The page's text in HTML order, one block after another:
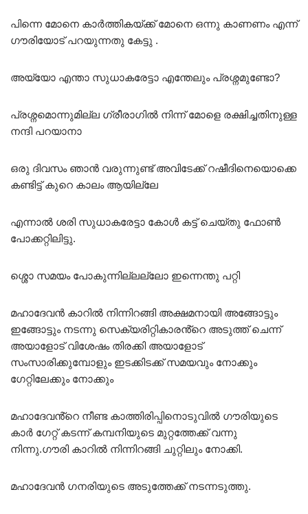
പിന്നെ മോനെ കാർത്തികയ്ക്ക് മോനെ ഒന്നു കാണണം എന്ന്
ഗൗരിയോട് പറയുന്നതു കേട്ടു .
അയ്യോ എന്താ സുധാകരേട്ടാ എന്തേലും പ്രശ്നമുണ്ടോ?
പ്രശ്നമൊന്നുമില്ല ഗ്രീരാഗിൽ നിന്ന് മോളെ രക്ഷിച്ചതിനുള്ള
നന്ദി പറയാനാ
ഒരു ദിവസം ഞാൻ വരുന്നുണ്ട് അവിടേക്ക് റഷീദിനെയൊക്കെ
കണ്ടിട്ട് കുറെ കാലം ആയില്ലേ
എന്നാൽ ശരി സുധാകരേട്ടാ കോൾ കട്ട് ചെയ്തു ഫോൺ
പോക്കറ്റിലിട്ടു.
ശ്ശൊ സമയം പോകുന്നില്ലല്ലോ ഇന്നെന്തു പറ്റി
മഹാദേവൻ കാറിൽ നിന്നിറങ്ങി അക്ഷമനായി അങ്ങോട്ടും
ഇങ്ങോട്ടും നടന്നു സെക്യരിറ്റികാരൻ്റെ അടുത്ത് ചെന്ന്
അയാളോട് വിശേഷം തിരക്കി അയാളോട്
സംസാരിക്കുമ്പോളും ഇടക്കിടക്ക് സമയവും നോക്കും
ഗേറ്റിലേക്കും നോക്കും
മഹാദേവൻ്റെ നീണ്ട കാത്തിരിപ്പിനൊടുവിൽ ഗൗരിയുടെ
കാർ ഗേറ്റ് കടന്ന് കമ്പനിയുടെ മുറ്റത്തേക്ക് വന്നു
നിന്നു.ഗൗരി കാറിൽ നിന്നിറങ്ങി ചുറ്റിലും നോക്കി.
മഹാദേവൻ ഗനരിയുടെ അടുത്തേക്ക് നടന്നടുത്തു.